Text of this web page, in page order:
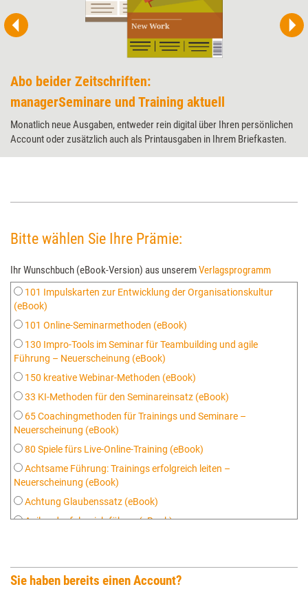
Abo beider Zeitschriften:
managerSeminare und Training aktuell
Monatlich neue Ausgaben, entweder rein digital über Ihren persönlichen
Account oder zusätzlich auch als Printausgaben in Ihrem Briefkasten.
Bitte wählen Sie Ihre Prämie:
Ihr Wunschbuch (eBook-Version) aus unseremVerlagsprogramm
101 Impulskarten zur Entwicklung der Organisationskultur
(eBook)
101 Online-Seminarmethoden (eBook)
130 Impro-Tools im Seminar für Teambuilding und agile
Führung – Neuerscheinung (eBook)
150 kreative Webinar-Methoden (eBook)
33 KI-Methoden für den Seminareinsatz (eBook)
65 Coachingmethoden für Trainings und Seminare –
Neuerscheinung (eBook)
80 Spiele fürs Live-Online-Training (eBook)
Achtsame Führung: Trainings erfolgreich leiten –
Neuerscheinung (eBook)
Achtung Glaubenssatz (eBook)
Agil und erfolgreich führen (eBook)
Berater-Marketing: Webseiten, die verkaufen (eBook)
Sie haben bereits einen Account?